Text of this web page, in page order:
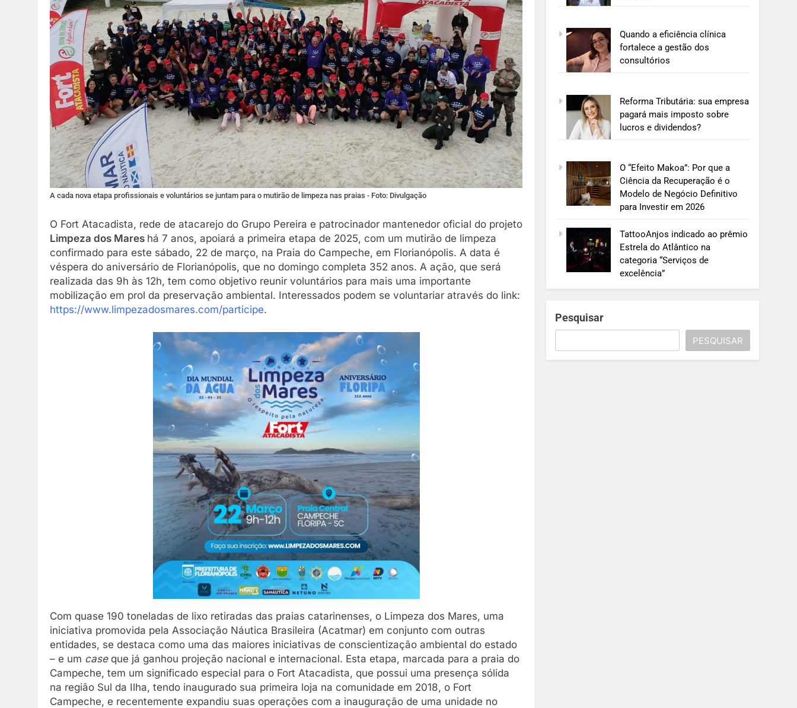
A cada nova etapa profissionais e voluntários se juntam para o mutirão de limpeza nas praias - Foto: Divulgação
O Fort Atacadista, rede de atacarejo do Grupo Pereira e patrocinador mantenedor oficial do projeto
Limpeza dos Mares há 7 anos, apoiará a primeira etapa de 2025, com um mutirão de limpeza
confirmado para este sábado, 22 de março, na Praia do Campeche, em Florianópolis. A data é
véspera do aniversário de Florianópolis, que no domingo completa 352 anos. A ação, que será
realizada das 9h às 12h, tem como objetivo reunir voluntários para mais uma importante
mobilização em prol da preservação ambiental. Interessados podem se voluntariar através do link:
https://www.limpezadosmares.com/participe.
Com quase 190 toneladas de lixo retiradas das praias catarinenses, o Limpeza dos Mares, uma
iniciativa promovida pela Associação Náutica Brasileira (Acatmar) em conjunto com outras
entidades, se destaca como uma das maiores iniciativas de conscientização ambiental do estado
– e um caseque já ganhou projeção nacional e internacional. Esta etapa, marcada para a praia do
Campeche, tem um significado especial para o Fort Atacadista, que possui uma presença sólida
na região Sul da Ilha, tendo inaugurado sua primeira loja na comunidade em 2018, o Fort
Campeche, e recentemente expandiu suas operações com a inauguração de uma unidade no
Quando a eficiência clínica
fortalece a gestão dos
consultórios
Reforma Tributária: sua empresa
pagará mais imposto sobre
lucros e dividendos?
O “Efeito Makoa”: Por que a
Ciência da Recuperação é o
Modelo de Negócio Definitivo
para Investir em 2026
TattooAnjos indicado ao prêmio
Estrela do Atlântico na
categoria “Serviços de
excelência”
Pesquisar
PESQUISAR